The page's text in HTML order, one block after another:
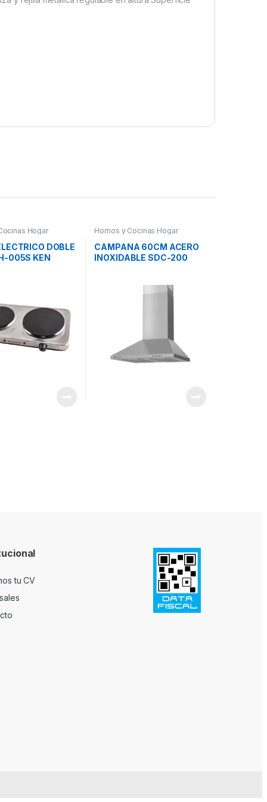
Hogar
DOBLE
005S KEN
Hornos y Cocinas Hogar
CAMPANA 60CM ACERO
INOXIDABLE SDC-200
tu CV